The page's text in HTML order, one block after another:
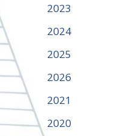
2023
2024
2025
2026
2021
2020